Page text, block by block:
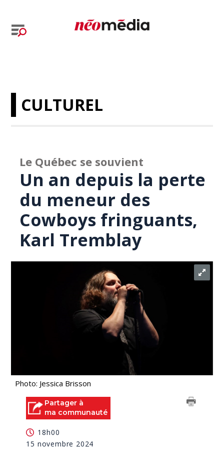
CULTUREL
Le Québec se souvient
Un an depuis la perte
du meneur des
Cowboys fringuants,
Karl Tremblay
Photo: Jessica Brisson
Partager à
ma communauté
18h00
15 novembre 2024